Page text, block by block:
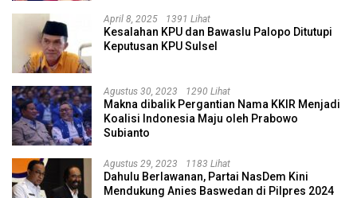
April 8, 2025 1391 Lihat
Kesalahan KPU dan Bawaslu Palopo Ditutupi
Keputusan KPU Sulsel
Agustus 30, 2023 1290 Lihat
Makna dibalik Pergantian Nama KKIR Menjadi
Koalisi Indonesia Maju oleh Prabowo
Subianto
Agustus 29, 2023 1183 Lihat
Dahulu Berlawanan, Partai NasDem Kini
Mendukung Anies Baswedan di Pilpres 2024